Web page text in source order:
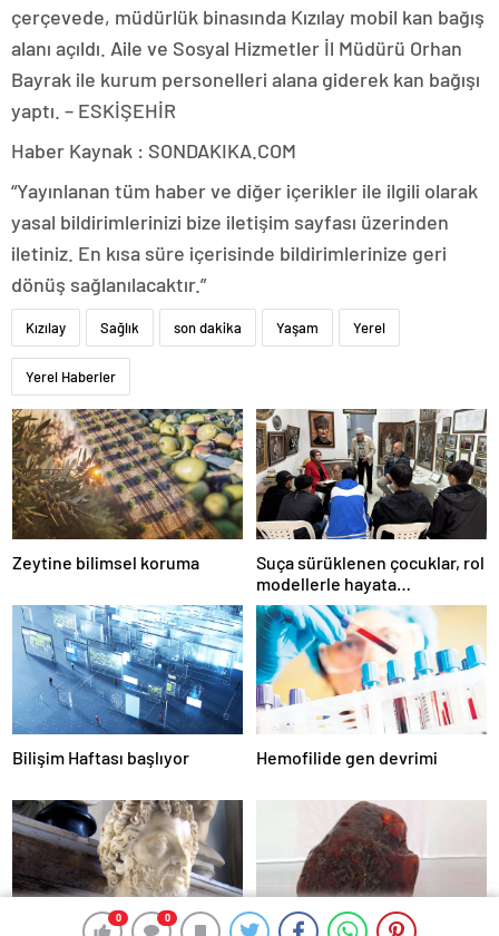
0 0
0 0
çerçevede, müdürlük binasında Kızılay mobil kan bağış
alanı açıldı. Aile ve Sosyal Hizmetler İl Müdürü Orhan
Bayrak ile kurum personelleri alana giderek kan bağışı
yaptı. – ESKİŞEHİR
Haber Kaynak : SONDAKIKA.COM
“Yayınlanan tüm haber ve diğer içerikler ile ilgili olarak
yasal bildirimlerinizi bize iletişim sayfası üzerinden
iletiniz. En kısa süre içerisinde bildirimlerinize geri
dönüş sağlanılacaktır.”
Kızılay Sağlık son dakika Yaşam Yerel
Yerel Haberler
Zeytine bilimsel koruma
Suça sürüklenen çocuklar, rol
modellerle hayata
hazırlanıyor
Bilişim Haftası başlıyor Hemofilide gen devrimi